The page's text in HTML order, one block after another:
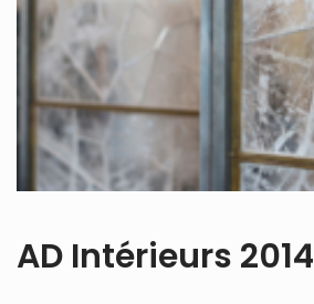
AD Intérieurs 2014